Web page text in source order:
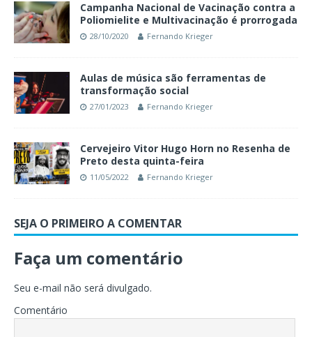
Campanha Nacional de Vacinação contra a
Poliomielite e Multivacinação é prorrogada
28/10/2020 Fernando Krieger
Aulas de música são ferramentas de
transformação social
27/01/2023 Fernando Krieger
Cervejeiro Vitor Hugo Horn no Resenha de
Preto desta quinta-feira
11/05/2022 Fernando Krieger
SEJA O PRIMEIRO A COMENTAR
Faça um comentário
Seu e-mail não será divulgado.
Comentário